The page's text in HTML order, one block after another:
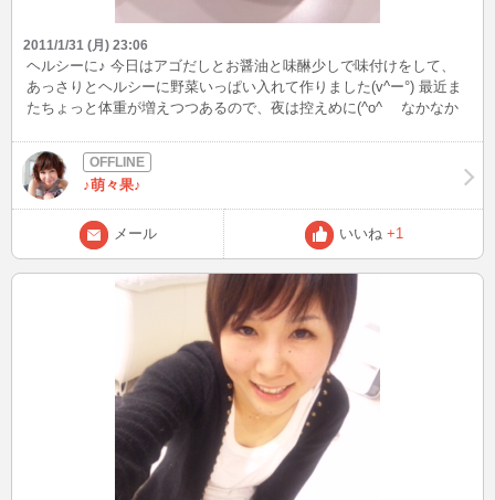
2011/1/31 (月) 23:06
ヘルシーに♪ 今日はアゴだしとお醤油と味醂少しで味付けをして、
あっさりとヘルシーに野菜いっぱい入れて作りました(v^ー°) 最近ま
たちょっと体重が増えつつあるので、夜は控えめに(^o^ゞ なかなか
♪萌々果♪
メール いいね +1